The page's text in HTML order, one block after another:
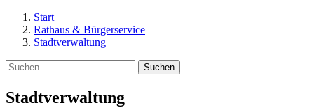
Start
Rathaus & Bürgerservice
Stadtverwaltung
Suchen
Stadtverwaltung